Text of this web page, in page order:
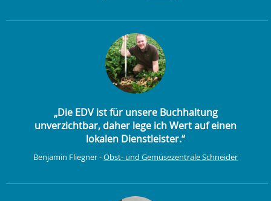
„Die EDV ist für unsere Buchhaltung
unverzichtbar, daher lege ich Wert auf einen
lokalen Dienstleister.“
Benjamin Fliegner -Obst- und Gemüsezentrale Schneider